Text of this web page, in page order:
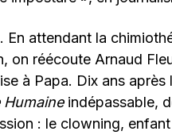
En attendant la
on réécoute Arnaud
à Papa. Dix ans
Humaineindépassable,
: le clowning,